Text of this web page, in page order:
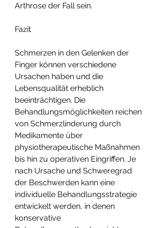
Arthrose der Fall sein.
Fazit
Schmerzen in den Gelenken der
Finger können verschiedene
Ursachen haben und die
Lebensqualität erheblich
beeinträchtigen. Die
Behandlungsmöglichkeiten reichen
von Schmerzlinderung durch
Medikamente über
physiotherapeutische Maßnahmen
bis hin zu operativen Eingriffen. Je
nach Ursache und Schweregrad
der Beschwerden kann eine
individuelle Behandlungsstrategie
entwickelt werden, in denen
konservative